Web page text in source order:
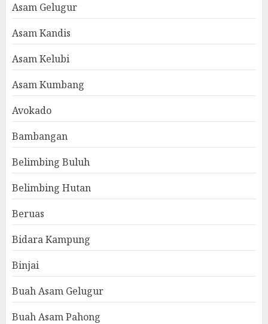
Asam Gelugur
Asam Kandis
Asam Kelubi
Asam Kumbang
Avokado
Bambangan
Belimbing Buluh
Belimbing Hutan
Beruas
Bidara Kampung
Binjai
Buah Asam Gelugur
Buah Asam Pahong